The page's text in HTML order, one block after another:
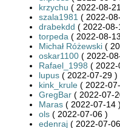
krzychu ( 2022-08-
szala1981 ( 2022-
drabekdd ( 2022-08-
torpeda ( 2022-08-
Michał Różewski (
oskar1100 ( 2022-
Rafael_1998 ( 2022-
lupus ( 2022-07-29 )
kink_krule ( 2022-
GregBar ( 2022-07-
Maras ( 2022-07-14 )
ols ( 2022-07-06 )
edenraj ( 2022-07-